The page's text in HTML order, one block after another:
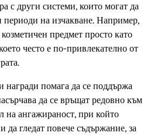
с други системи, които могат да
на изчакване. Например,
предмет просто като
често е по-привлекателно от
награди помага да се поддържа
да се връщат редовно към
на ангажираност, при който
да гледат повече съдържание, за